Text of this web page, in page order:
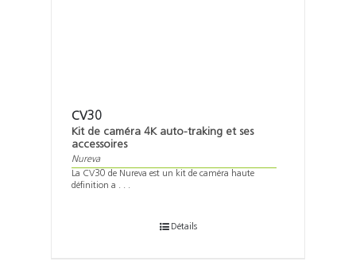
CV30
Kit de caméra 4K auto-traking et ses
accessoires
Nureva
La CV30 de Nureva est un kit de caméra haute
définition a . . .
Détails